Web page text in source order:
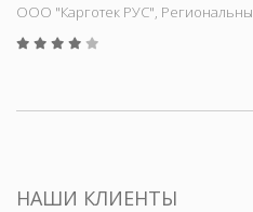
ООО "Карготек РУС",
НАШИ КЛИЕНТЫ